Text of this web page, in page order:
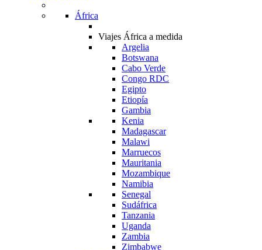
África
Viajes África a medida
Argelia
Botswana
Cabo Verde
Congo RDC
Egipto
Etiopía
Gambia
Kenia
Madagascar
Malawi
Marruecos
Mauritania
Mozambique
Namibia
Senegal
Sudáfrica
Tanzania
Uganda
Zambia
Zimbabwe